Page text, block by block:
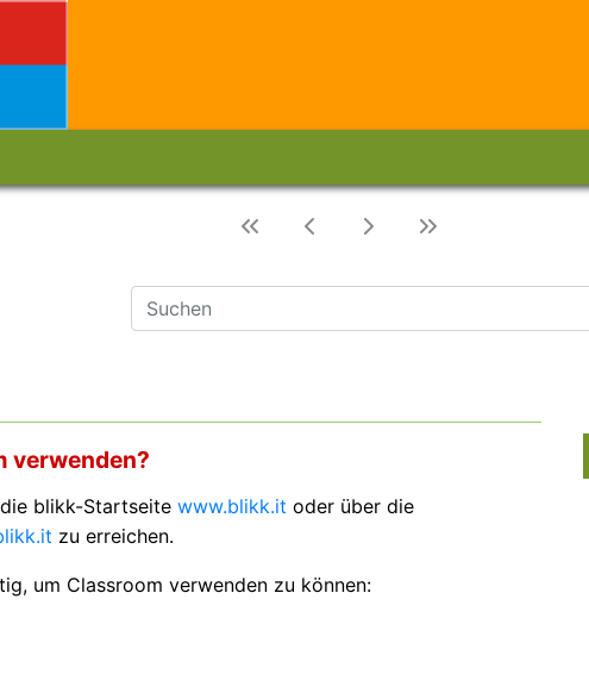
verwenden?
blikk-Startseite www.blikk.it oder über die
zu erreichen.
um Classroom verwenden zu können: